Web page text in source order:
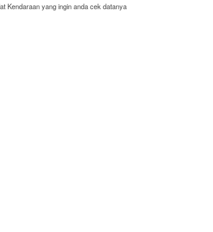
Kendaraan yang ingin anda cek datanya